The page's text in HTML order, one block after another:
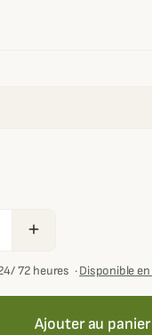
add
72 heures ·Disponible
Ajouter au panier